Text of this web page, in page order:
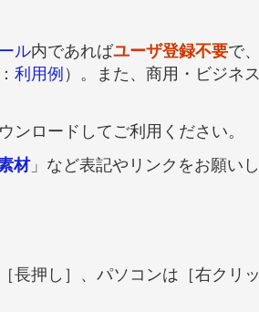
ル内であればユーザ登録不要で、
利用例）。また、商用・ビジネス
ンロードしてご利用ください。
材」など表記やリンクをお願いし
長押し］、パソコンは［右クリッ